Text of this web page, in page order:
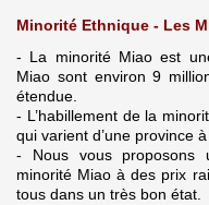
Minorité Ethnique - Les
- La minorité Miao est
Miao sont environ 9
étendue.
- L’habillement de la
qui varient d’une province à
- Nous vous proposons
minorité Miao à des prix
tous dans un très bon état.